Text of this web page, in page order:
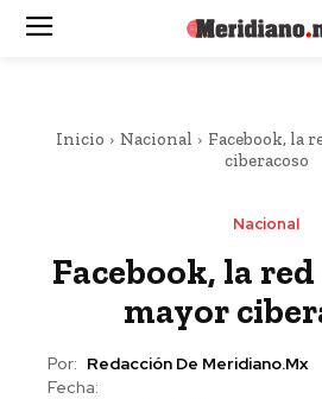
Inicio Nacional
Facebook, la
ciberacoso
Nacional
Facebook, la
mayor
Por: Redacción De Meridiano.mx
Fecha: